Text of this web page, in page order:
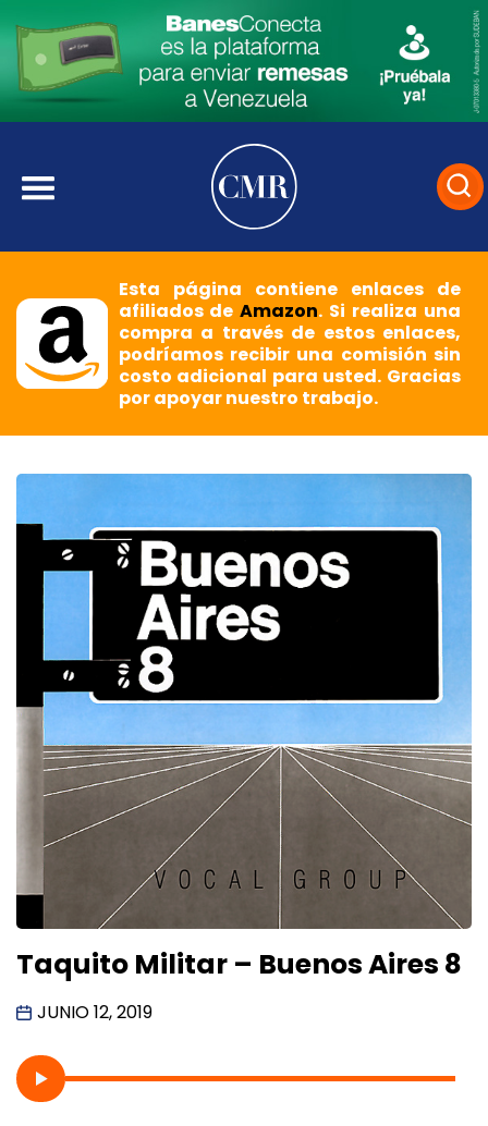
Esta página contiene enlaces de
afiliados deAmazon. Si realiza una
compra a través de estos enlaces,
podríamos recibir una comisión sin
costo adicional para usted. Gracias
por apoyar nuestro trabajo.
Taquito Militar – Buenos Aires 8
JUNIO 12, 2019